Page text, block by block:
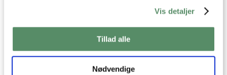
Vis detaljer
Tillad alle
Nødvendige
Jeg forstår ikke skal man piske æggene efter de er presset
gennem sigten, eller piskes de i sigten og derefter presses de
gennem sigten ?